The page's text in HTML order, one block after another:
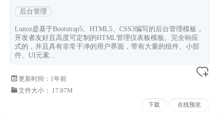
后台管理
Lunoz是基于Bootstrap5、HTML5、CSS3编写的后台管理模板，
开发者友好且高度可定制的HTML管理仪表板模板。完全响应
式的，并且具有非常干净的用户界面，带有大量的组件、小部
件、UI元素...
更新时间： 1年前
文件大小： 17.87M
下载 在线预览